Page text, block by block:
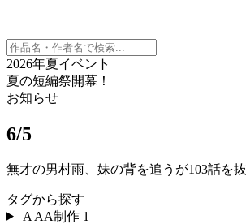
2026年夏イベント
夏の短編祭開幕！
お知らせ
6/5
無才の男村雨、妹の背を追うが103話を
タグから探す
A AA制作 1